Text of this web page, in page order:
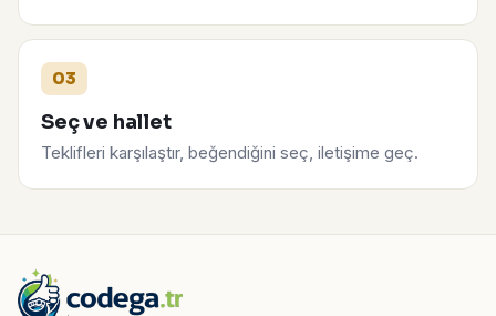
03
Seç ve hallet
Teklifleri karşılaştır, beğendiğini seç, iletişime geç.